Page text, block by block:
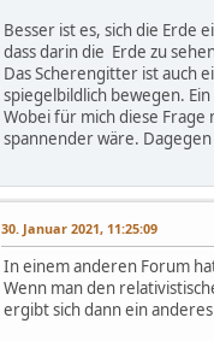
Besser ist es, sich die Erde
dass darin die Erde zu
Das Scherengitter ist auch
spiegelbildlich bewegen.
Wobei für mich diese
spannender wäre.
30. Januar 2021, 11:25:09
In einem anderen Forum
Wenn man den
ergibt sich dann ein